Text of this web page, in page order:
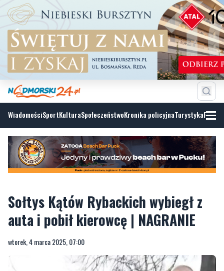
WiadomościSportKulturaSpołeczeństwoKronika policyjnaTurystyka
Sołtys Kątów Rybackich wybiegł z
auta i pobił kierowcę | NAGRANIE
wtorek, 4 marca 2025, 07:00